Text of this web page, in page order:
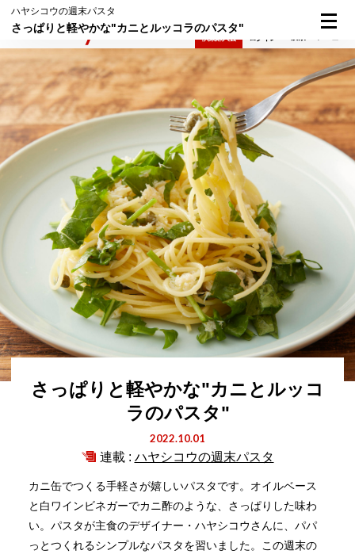
ハヤシコウの週末パスタ
さっぱりと軽やかな"カニとルッコラのパスタ"
さっぱりと軽やかな"カニとルッコ
ラのパスタ"
2022.10.01
連載 : ハヤシコウの週末パスタ
カニ缶でつくる手軽さが嬉しいパスタです。オイルベース
と白ワインビネガーでカニ酢のような、さっぱりした味わ
い。パスタが主食のデザイナー・ハヤシコウさんに、パパ
っとつくれるシンプルなパスタを習いました。この週末の